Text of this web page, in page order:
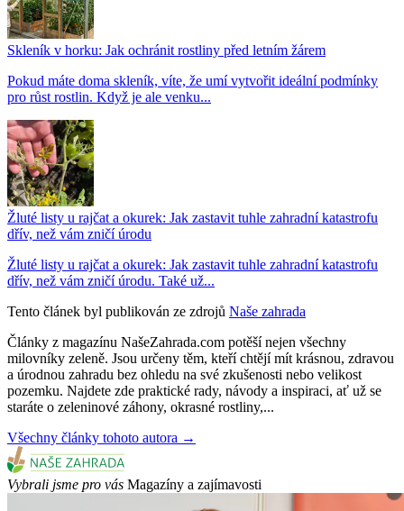
Skleník v horku: Jak ochránit rostliny před letním žárem
Pokud máte doma skleník, víte, že umí vytvořit ideální podmínky
pro růst rostlin. Když je ale venku...
Žluté listy u rajčat a okurek: Jak zastavit tuhle zahradní katastrofu
dřív, než vám zničí úrodu
Žluté listy u rajčat a okurek: Jak zastavit tuhle zahradní katastrofu
dřív, než vám zničí úrodu. Také už...
Tento článek byl publikován ze zdrojů Naše zahrada
Články z magazínu NašeZahrada.com potěší nejen všechny
milovníky zeleně. Jsou určeny těm, kteří chtějí mít krásnou, zdravou
a úrodnou zahradu bez ohledu na své zkušenosti nebo velikost
pozemku. Najdete zde praktické rady, návody a inspiraci, ať už se
staráte o zeleninové záhony, okrasné rostliny,...
Všechny články tohoto autora →
Vybrali jsme pro vás Magazíny a zajímavosti